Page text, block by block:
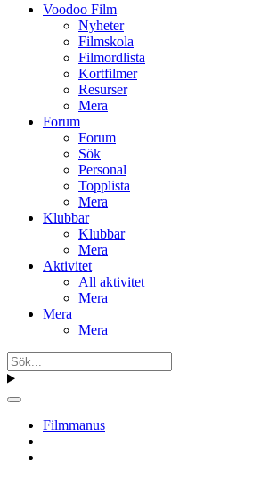
Voodoo Film
Nyheter
Filmskola
Filmordlista
Kortfilmer
Resurser
Mera
Forum
Forum
Sök
Personal
Topplista
Mera
Klubbar
Klubbar
Mera
Aktivitet
All aktivitet
Mera
Mera
Mera
Filmmanus